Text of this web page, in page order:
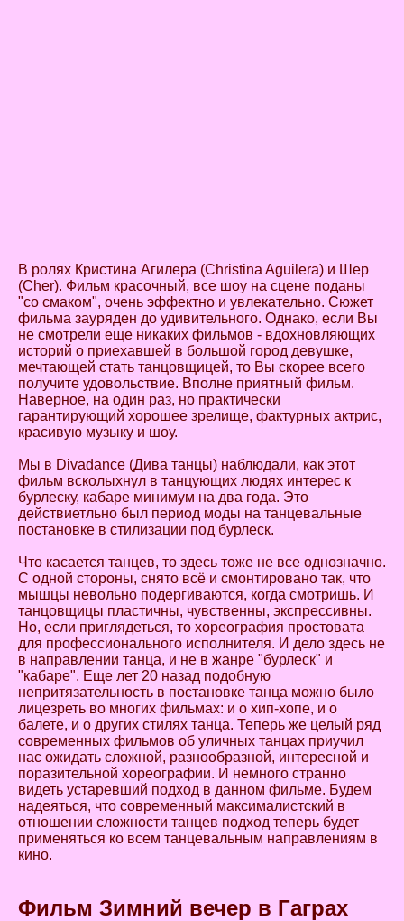
В ролях Кристина Агилера (Christina Aguilera) и Шер
(Cher). Фильм красочный, все шоу на сцене поданы
"со смаком", очень эффектно и увлекательно. Сюжет
фильма зауряден до удивительного. Однако, если Вы
не смотрели еще никаких фильмов - вдохновляющих
историй о приехавшей в большой город девушке,
мечтающей стать танцовщицей, то Вы скорее всего
получите удовольствие. Вполне приятный фильм.
Наверное, на один раз, но практически
гарантирующий хорошее зрелище, фактурных актрис,
красивую музыку и шоу.
Мы в Divadance (Дива танцы) наблюдали, как этот
фильм всколыхнул в танцующих людях интерес к
бурлеску, кабаре минимум на два года. Это
действиетльно был период моды на танцевальные
постановке в стилизации под бурлеск.
Что касается танцев, то здесь тоже не все однозначно.
С одной стороны, снято всё и смонтировано так, что
мышцы невольно подергиваются, когда смотришь. И
танцовщицы пластичны, чувственны, экспрессивны.
Но, если приглядеться, то хореография простовата
для профессионального исполнителя. И дело здесь не
в направлении танца, и не в жанре "бурлеск" и
"кабаре". Еще лет 20 назад подобную
непритязательность в постановке танца можно было
лицезреть во многих фильмах: и о хип-хопе, и о
балете, и о других стилях танца. Теперь же целый ряд
современных фильмов об уличных танцах приучил
нас ожидать сложной, разнообразной, интересной и
поразительной хореографии. И немного странно
видеть устаревший подход в данном фильме. Будем
надеяться, что современный максималистский в
отношении сложности танцев подход теперь будет
применяться ко всем танцевальным направлениям в
кино.
Фильм Зимний вечер в Гаграх